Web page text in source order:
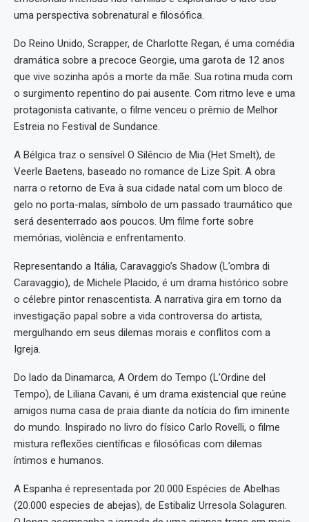
uma perspectiva sobrenatural e filosófica.
Do Reino Unido, Scrapper, de Charlotte Regan, é uma comédia
dramática sobre a precoce Georgie, uma garota de 12 anos
que vive sozinha após a morte da mãe. Sua rotina muda com
o surgimento repentino do pai ausente. Com ritmo leve e uma
protagonista cativante, o filme venceu o prêmio de Melhor
Estreia no Festival de Sundance.
A Bélgica traz o sensível O Silêncio de Mia (Het Smelt), de
Veerle Baetens, baseado no romance de Lize Spit. A obra
narra o retorno de Eva à sua cidade natal com um bloco de
gelo no porta-malas, símbolo de um passado traumático que
será desenterrado aos poucos. Um filme forte sobre
memórias, violência e enfrentamento.
Representando a Itália, Caravaggio’s Shadow (L’ombra di
Caravaggio), de Michele Placido, é um drama histórico sobre
o célebre pintor renascentista. A narrativa gira em torno da
investigação papal sobre a vida controversa do artista,
mergulhando em seus dilemas morais e conflitos com a
Igreja.
Do lado da Dinamarca, A Ordem do Tempo (L’Ordine del
Tempo), de Liliana Cavani, é um drama existencial que reúne
amigos numa casa de praia diante da notícia do fim iminente
do mundo. Inspirado no livro do físico Carlo Rovelli, o filme
mistura reflexões científicas e filosóficas com dilemas
íntimos e humanos.
A Espanha é representada por 20.000 Espécies de Abelhas
(20.000 especies de abejas), de Estibaliz Urresola Solaguren.